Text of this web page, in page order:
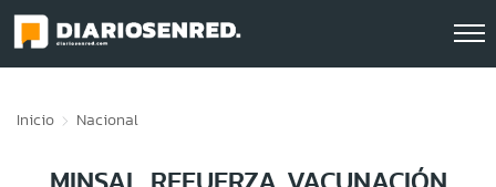
Inicio Nacional